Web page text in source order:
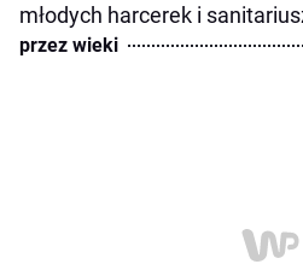
młodych harcerek i
przez wieki